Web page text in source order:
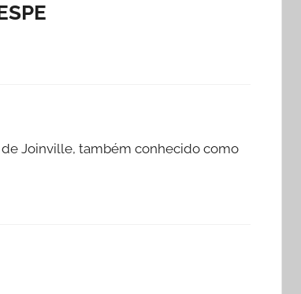
Joinville, também conhecido como